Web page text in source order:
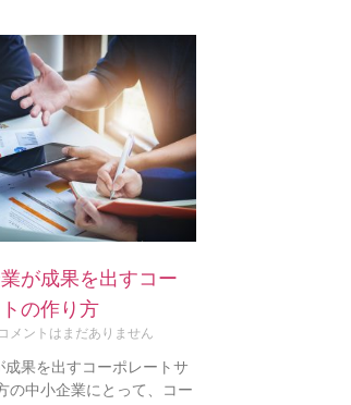
が成果を出すコー
の作り方
コメントはまだありません
果を出すコーポレートサ
の中小企業にとって、コー